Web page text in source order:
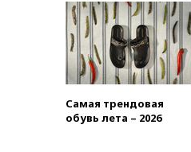
Самая трендовая
обувь лета – 2026